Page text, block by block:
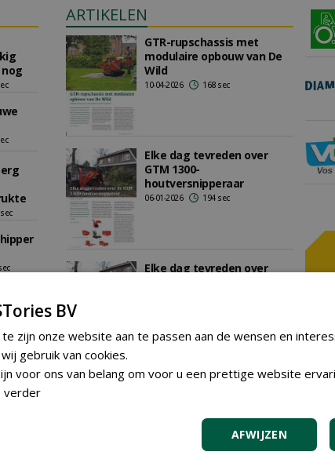
met
ARTIKELEN
GTR-rupschassis met
modulaire opbouw van De
Wild
10-04-2026 168 sec
Elke dag tevreden over
GTM 1300-
houtversnipperaar
06-01-2026 194 sec
Elke dag tevreden over
Bezoek het
wat is er al allemaal
hovenierswerkzaamheden?
BV
zijn onze website aan te passen aan de wensen en
gebruik van cookies.
voor ons van belang om voor u een prettige website
verder
AFWIJZEN